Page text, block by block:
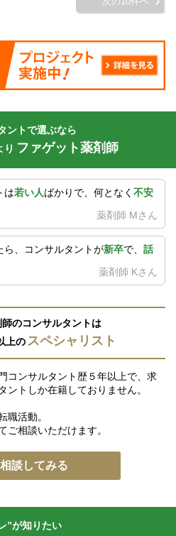
ントで選ぶなら
り ファゲット薬剤師
は若い人ばかりで、何となく 不安
薬剤師 Mさん
ら、コンサルタントが新卒で、 話
薬剤師 Kさん
のコンサルタントは
上のスペシャリスト
コンサルタント歴５年以上で、求
ントしか在籍しておりません。
職活動。
ご相談いただけます。
談してみる
”が知りたい